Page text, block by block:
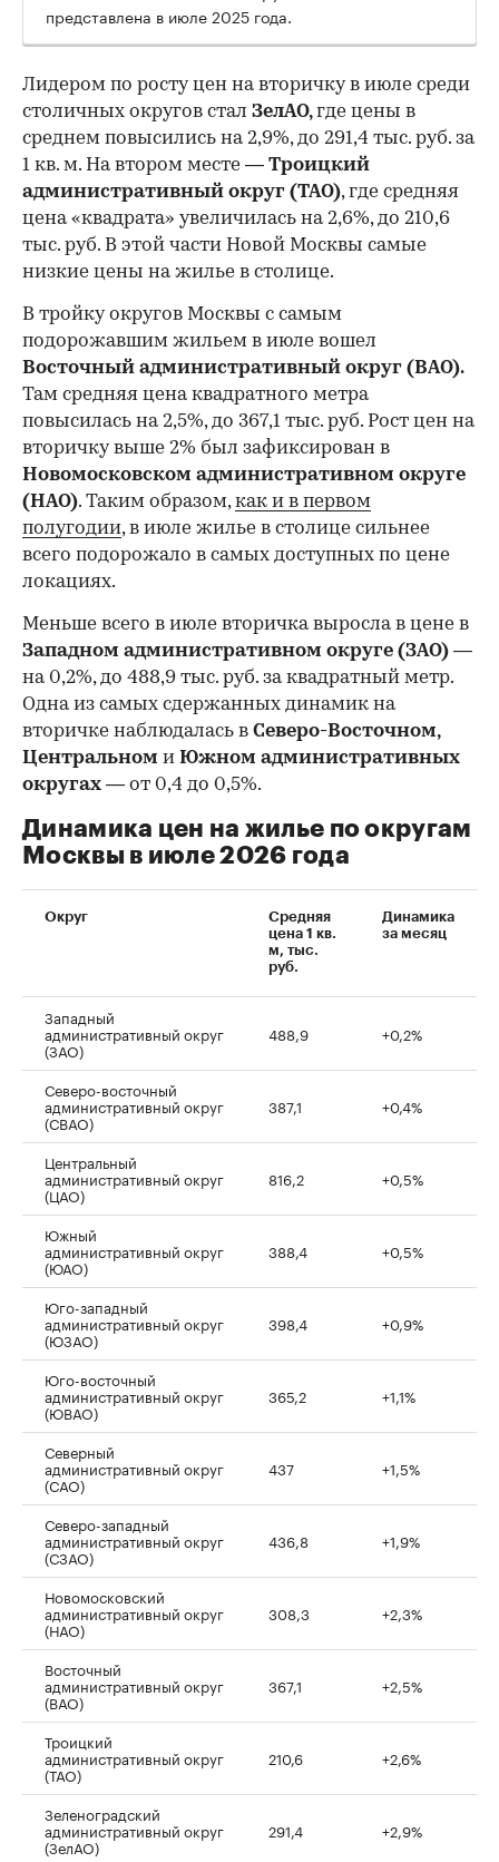
представлена в июле 2025 года.
Лидером по росту цен на вторичку в июле среди
столичных округов стал ЗелАО,где цены в
среднем повысились на 2,9%, до 291,4 тыс. руб. за
1 кв. м. На втором месте — Троицкий
административный округ (ТАО), где средняя
цена «квадрата» увеличилась на 2,6%, до 210,6
тыс. руб. В этой части Новой Москвы самые
низкие цены на жилье в столице.
В тройку округов Москвы с самым
подорожавшим жильем в июле вошел
Восточный административный округ (ВАО).
Там средняя цена квадратного метра
повысилась на 2,5%, до 367,1 тыс. руб. Рост цен на
вторичку выше 2% был зафиксирован в
Новомосковском административном округе
(НАО). Таким образом,как и в первом
полугодии, в июле жилье в столице сильнее
всего подорожало в самых доступных по цене
локациях.
Меньше всего в июле вторичка выросла в цене в
Западном административном округе (ЗАО) —
на 0,2%, до 488,9 тыс. руб. за квадратный метр.
Одна из самых сдержанных динамик на
вторичке наблюдалась в Северо-Восточном,
Центральном и Южном административных
округах — от 0,4 до 0,5%.
Динамика цен на жилье по округам
Москвы в июле 2026 года
Округ
Средняя
цена 1 кв.
м, тыс.
руб.
Динамика
за месяц
Западный
административный округ
(ЗАО)
488,9 +0,2%
Северо-восточный
административный округ
(СВАО)
387,1 +0,4%
Центральный
административный округ
(ЦАО)
816,2 +0,5%
Южный
административный округ
(ЮАО)
388,4 +0,5%
Юго-западный
административный округ
(ЮЗАО)
398,4 +0,9%
Юго-восточный
административный округ
(ЮВАО)
365,2 +1,1%
Северный
административный округ
(САО)
437 +1,5%
Северо-западный
административный округ
(СЗАО)
436,8 +1,9%
Новомосковский
административный округ
(НАО)
308,3 +2,3%
Восточный
административный округ
(ВАО)
367,1 +2,5%
Троицкий
административный округ
(ТАО)
210,6 +2,6%
Зеленоградский
административный округ
(ЗелАО)
291,4 +2,9%